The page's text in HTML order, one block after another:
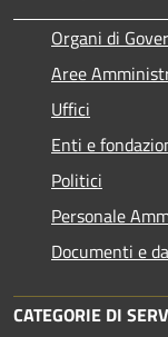
Organi di
Aree
Uffici
Enti e
Politici
Personale
Documenti e
CATEGORIE DI